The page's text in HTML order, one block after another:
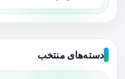
دسته‌های منتخب